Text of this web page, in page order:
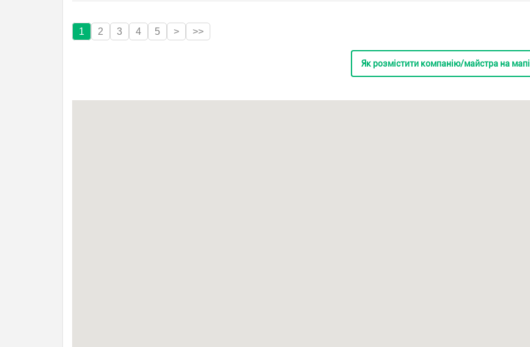
1 2 3 4 5 > >>
Як розмістити компанію/майстра на мапі